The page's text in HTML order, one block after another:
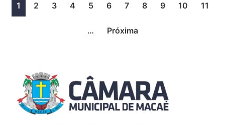
1 2 3 4 5 6 7 8 9 10 11
… Próxima